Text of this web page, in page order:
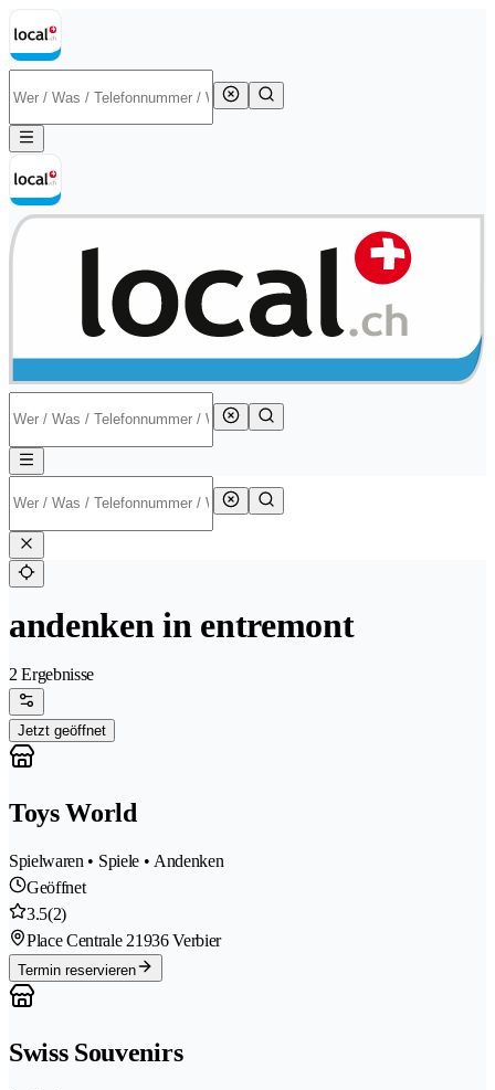
andenken in entremont
2 Ergebnisse
Jetzt geöffnet
Toys World
Spielwaren • Spiele • Andenken
Geöffnet
3.5(2)
Place Centrale 21936 Verbier
Termin reservieren
Swiss Souvenirs